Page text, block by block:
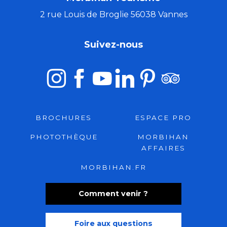
2 rue Louis de Broglie 56038 Vannes
Comment venir ?
Foire aux questions
Suivez-nous
BROCHURES ESPACE PRO
PHOTOTHÈQUE
MORBIHAN
AFFAIRES
MORBIHAN.FR